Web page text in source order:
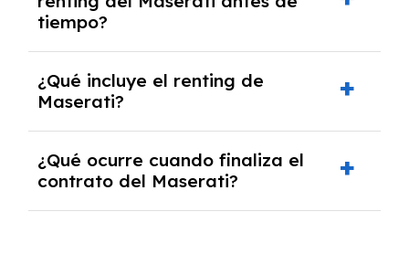
cuando lo pactes con la empresa de renting.
tiempo?
pero puede haber penalizaciones por
cancelación anticipada. Es importante revisar
las condiciones del contrato y hablar con un
experto que te asesore.
¿Qué incluye el renting de
Maserati?
seguro a todo riesgo, mantenimiento,
reparaciones, impuestos, asistencia en
carretera y gestión de la documentación.
¿Qué ocurre cuando finaliza el
contrato del Maserati?